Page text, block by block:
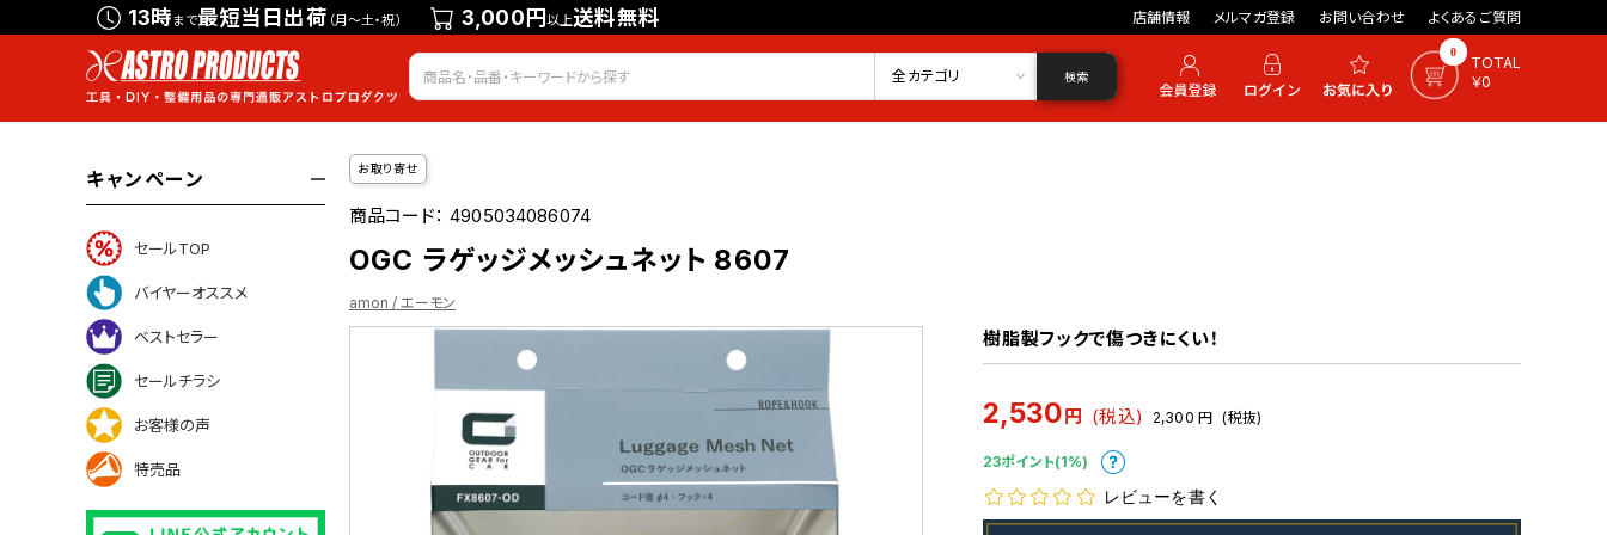
13時まで最短当日出荷 （月～土・祝） 3,000円以上送料無料 店舗情報 メルマガ登録 お問い合わせ よくあるご質問
会員登録 ログイン お気に入り 0
TOTAL
￥0
全カテゴリ 検索
キャンペーン
セールTOP
バイヤーオススメ
ベストセラー
セールチラシ
お客様の声
特売品
お取り寄せ
商品コード：4905034086074
OGC ラゲッジメッシュネット 8607
amon / エーモン
樹脂製フックで傷つきにくい！
2,530円 (税込) 2,300 円 (税抜)
23ポイント(1%)
レビューを書く